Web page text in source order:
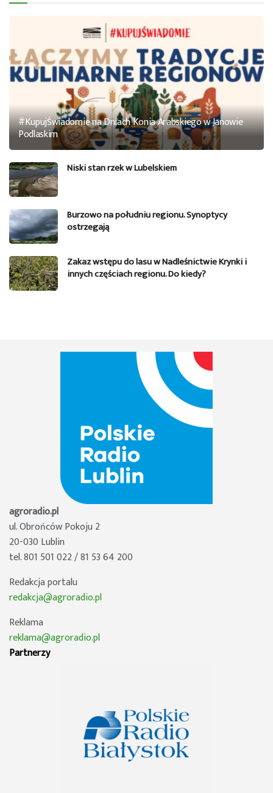
#KupujŚwiadomie na Dniach Konia Arabskiego w Janowie
Podlaskim
Niski stan rzek w Lubelskiem
Burzowo na południu regionu. Synoptycy
ostrzegają
Zakaz wstępu do lasu w Nadleśnictwie Krynki i
innych częściach regionu. Do kiedy?
agroradio.pl
ul. Obrońców Pokoju 2
20-030 Lublin
tel. 801 501 022 / 81 53 64 200
Redakcja portalu
redakcja@agroradio.pl
Reklama
reklama@agroradio.pl
Partnerzy